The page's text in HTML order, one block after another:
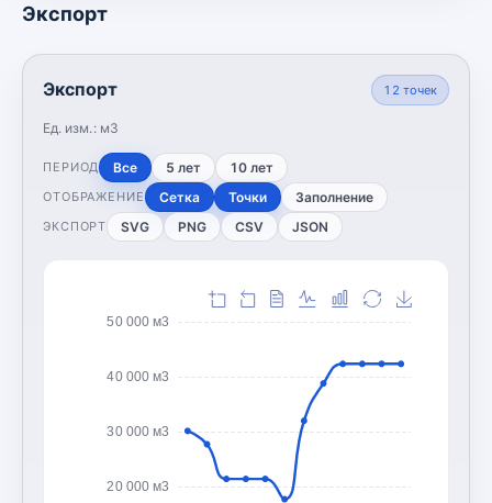
Экспорт
Экспорт
Ед. изм.: м3
12 точек
ПЕРИОД Все 5 лет 10 лет
ОТОБРАЖЕНИЕ Сетка Точки Заполнение
ЭКСПОРТ SVG PNG CSV JSON
20 000 м3
30 000 м3
40 000 м3
50 000 м3